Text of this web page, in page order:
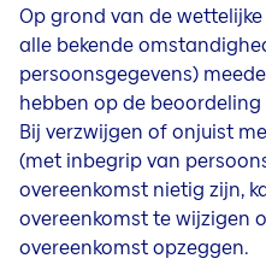
Op grond van de
alle bekende
persoonsgegevens)
hebben op de
Bij verzwijgen of onjuist
(met inbegrip van
overeenkomst nietig zijn,
overeenkomst te wijzigen
overeenkomst opzeggen.